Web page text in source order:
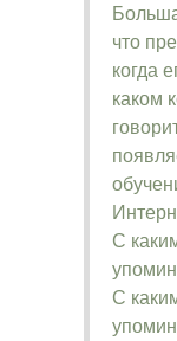
что
когда
каком
С
С